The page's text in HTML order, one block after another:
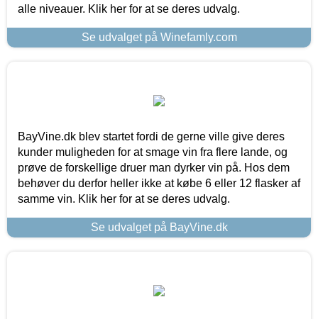
alle niveauer. Klik her for at se deres udvalg.
Se udvalget på Winefamly.com
BayVine.dk blev startet fordi de gerne ville give deres
kunder muligheden for at smage vin fra flere lande, og
prøve de forskellige druer man dyrker vin på. Hos dem
behøver du derfor heller ikke at købe 6 eller 12 flasker af
samme vin. Klik her for at se deres udvalg.
Se udvalget på BayVine.dk